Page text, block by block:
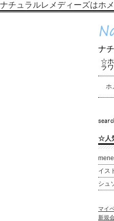
ナチュラルレメディーズはホ
ナ
☆ホ
ラ
ホ
☆人
イス
シュ
マイ
新規